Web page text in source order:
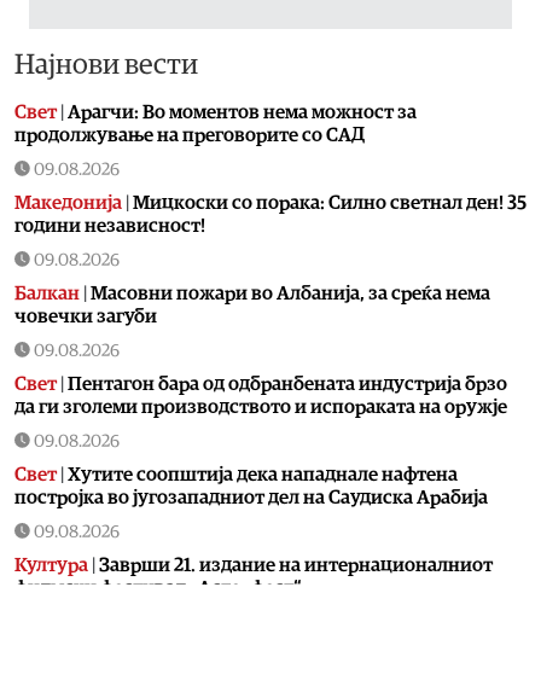
Најнови вести
Свет| Арагчи: Во моментов нема можност за
продолжување на преговорите со САД
09.08.2026
Македонија Мицкоски со порака: Силно светнал ден! 35
години независност!
09.08.2026
Балкан Масовни пожари во Албанија, за среќа нема
човечки загуби
09.08.2026
Свет| Пентагон бара од одбранбената индустрија брзо
да ги зголеми производството и испораката на оружје
09.08.2026
Свет| Хутите соопштија дека нападнале нафтена
постројка во југозападниот дел на Саудиска Арабија
09.08.2026
Култура Заврши 21. издание на интернационалниот
филмски фестивал „Астерфест“